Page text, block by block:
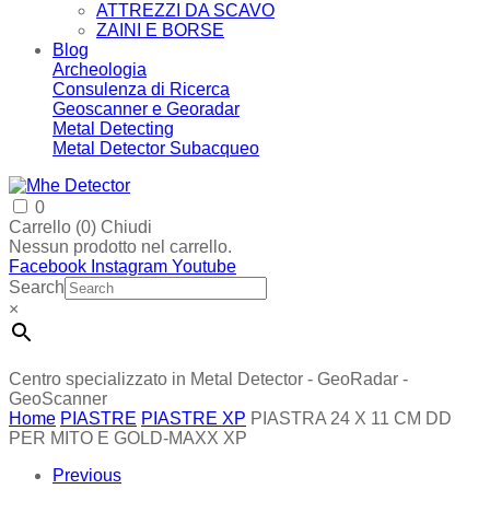
ATTREZZI DA SCAVO
ZAINI E BORSE
Blog
Archeologia
Consulenza di Ricerca
Geoscanner e Georadar
Metal Detecting
Metal Detector Subacqueo
0
Carrello (0) Chiudi
Nessun prodotto nel carrello.
Facebook Instagram Youtube
Search
×
Centro specializzato in Metal Detector - GeoRadar -
GeoScanner
Home PIASTRE PIASTRE XP PIASTRA 24 X 11 CM DD
PER MITO E GOLD-MAXX XP
Previous